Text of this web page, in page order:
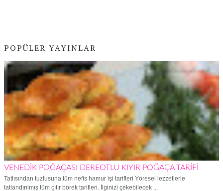
POPÜLER YAYINLAR
VENEDİK POĞAÇASI DEREOTLU KIYIR POĞAÇA TARİFİ
Tatlısından tuzlusuna tüm nefis hamur işi tarifleri Yöresel lezzetlerle
tatlandırılmış tüm çıtır börek tarifleri. İlginizi çekebilecek ...